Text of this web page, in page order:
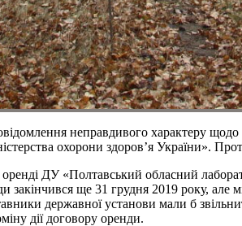
неправдивого характеру
охорони здоров’я України».
ДУ «Полтавський обласний
закінчився ще 31 грудня 2019 року,
державної установи мали б
дії договору оренди.